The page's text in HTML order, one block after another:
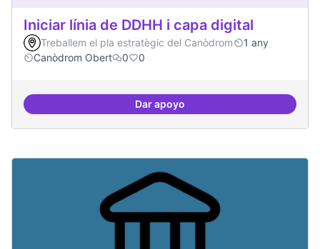
Iniciar línia de DDHH i capa digital
Treballem el pla estratègic del Canòdrom
1 any
Canòdrom Obert
0 0
Dar apoyoIniciar línia de DDHH i capa